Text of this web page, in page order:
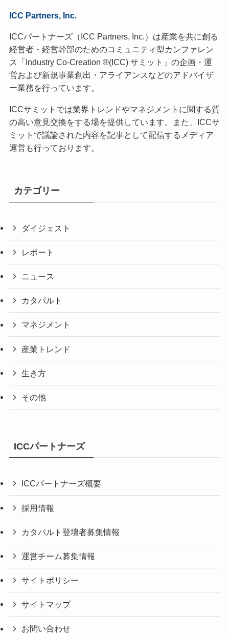
ICC Partners, Inc.
ICCパートナーズ（ICC Partners, Inc.）は産業を共に創る
経営者・経営幹部のためのコミュニティ型カンファレン
ス「Industry Co-Creation ®(ICC) サミット」の企画・運
営および新規事業創出・アライアンスなどのアドバイザ
ー業務を行っています。
ICCサミットでは業界トレンドやマネジメントに関する質
の高い意見交換をする場を提供しています。また、ICCサ
ミットで議論された内容を記事として配信するメディア
運営も行っております。
カテゴリー
ダイジェスト
レポート
ニュース
カタパルト
マネジメント
産業トレンド
生き方
その他
ICCパートナーズ
ICCパートナーズ概要
採用情報
カタパルト登壇者募集情報
運営チーム募集情報
サイトポリシー
サイトマップ
お問い合わせ